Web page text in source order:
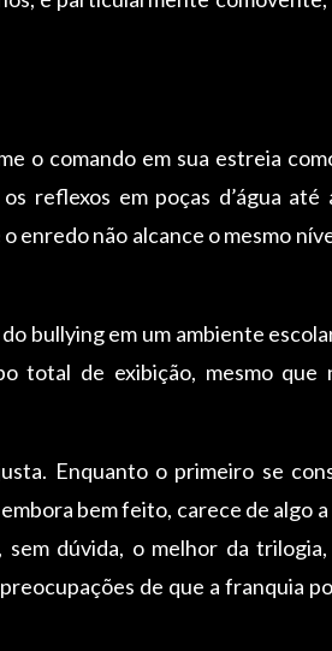
o comando em sua estreia
reflexos em poças d’água
o enredo não alcance o mesmo
bullying em um ambiente
total de exibição, mesmo que
Enquanto o primeiro se
bem feito, carece de algo a
dúvida, o melhor da
de que a franquia